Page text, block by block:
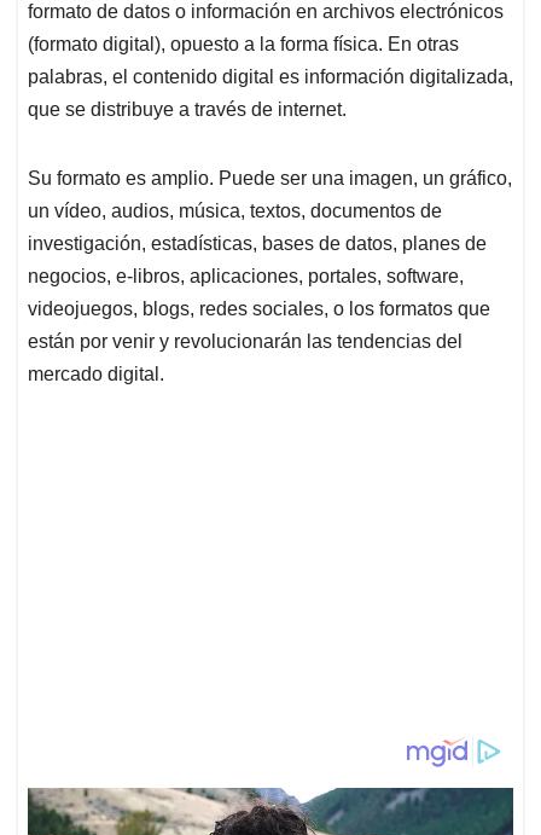
formato de datos o información en archivos electrónicos
(formato digital), opuesto a la forma física. En otras
palabras, el contenido digital es información digitalizada,
que se distribuye a través de internet.
Su formato es amplio. Puede ser una imagen, un gráfico,
un vídeo, audios, música, textos, documentos de
investigación, estadísticas, bases de datos, planes de
negocios, e-libros, aplicaciones, portales, software,
videojuegos, blogs, redes sociales, o los formatos que
están por venir y revolucionarán las tendencias del
mercado digital.